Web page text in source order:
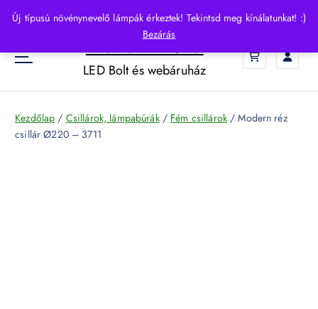
Új típusú növénynevelő lámpák érkeztek! Tekintsd meg kínálatunkat! :)
Bezárás
p
o
HelloLED.hu
LED Bolt és webáruház
Kezdőlap / Csillárok, lámpabúrák/ Fém csillárok/ Modern réz
csillár Ø220 – 3711